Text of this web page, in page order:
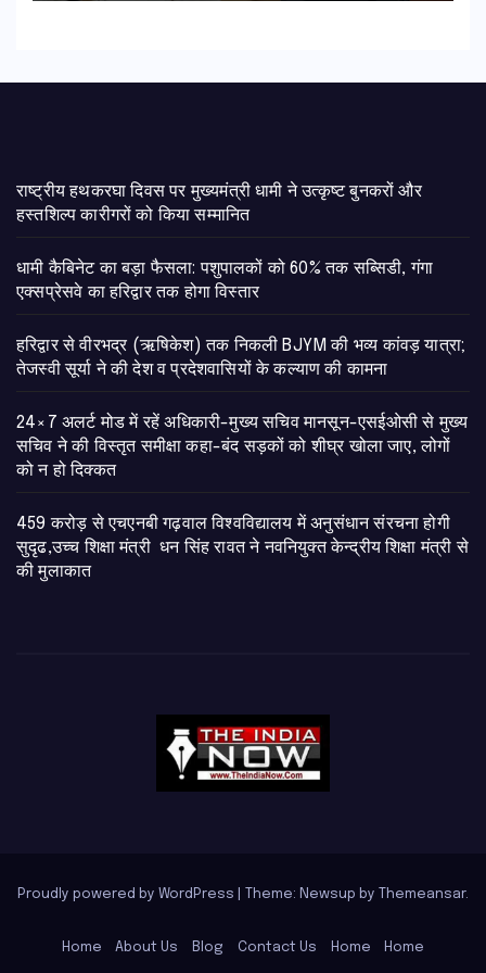
राष्ट्रीय हथकरघा दिवस पर मुख्यमंत्री धामी ने उत्कृष्ट बुनकरों और
हस्तशिल्प कारीगरों को किया सम्मानित
​धामी कैबिनेट का बड़ा फैसला: पशुपालकों को 60% तक सब्सिडी, गंगा
एक्सप्रेसवे का हरिद्वार तक होगा विस्तार
​हरिद्वार से वीरभद्र (ऋषिकेश) तक निकली BJYM की भव्य कांवड़ यात्रा;
तेजस्वी सूर्या ने की देश व प्रदेशवासियों के कल्याण की कामना
24×7 अलर्ट मोड में रहें अधिकारी-मुख्य सचिव मानसून-एसईओसी से मुख्य
सचिव ने की विस्तृत समीक्षा कहा-बंद सड़कों को शीघ्र खोला जाए, लोगों
को न हो दिक्कत
459 करोड़ से एचएनबी गढ़वाल विश्वविद्यालय में अनुसंधान संरचना होगी
सुदृढ,उच्च शिक्षा मंत्री धन सिंह रावत ने नवनियुक्त केन्द्रीय शिक्षा मंत्री से
की मुलाकात
Proudly powered by WordPress Theme: Newsup by Themeansar.
Home About Us Blog Contact Us Home Home